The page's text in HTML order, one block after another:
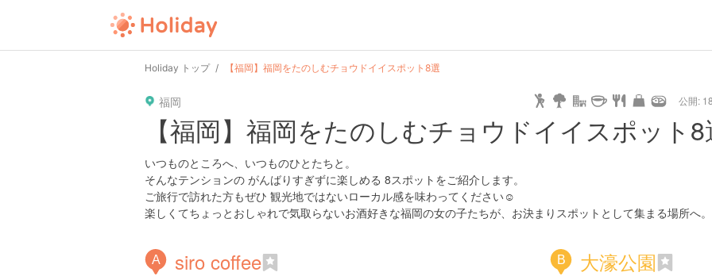
Holiday トップ 【福岡】福岡をたのしむチョウドイイスポット8選
福岡 公開:
【福岡】福岡をたのしむチョウドイイスポット
いつものところへ、いつものひとたちと。
そんなテンションの がんばりすぎずに楽しめる 8スポットをご紹介します。
ご旅行で訪れた方もぜひ 観光地ではないローカル感を味わってください☺︎
楽しくてちょっとおしゃれで気取らないお酒好きな福岡の女の子たちが、お決まりスポットとして集まる場所へ。
A siro coffee B 大濠公園